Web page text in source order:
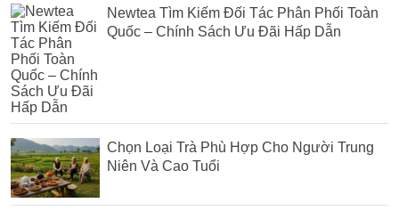
Newtea Tìm Kiếm Đối Tác Phân Phối Toàn
Quốc – Chính Sách Ưu Đãi Hấp Dẫn
Chọn Loại Trà Phù Hợp Cho Người Trung
Niên Và Cao Tuổi